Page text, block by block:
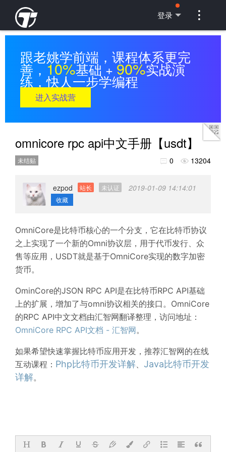
登录 
跟老姚学前端，课程体系更完
善，10%基础 +90%实战演
练，快人一步学编程
进入实战营
omnicore rpc api中文手册【usdt】
未结贴  0  13204
ezpod 站长 未认证 2019-01-09 14:14:01
收藏
OmniCore是比特币核心的一个分支，它在比特币协议
之上实现了一个新的Omni协议层，用于代币发行、众
售等应用，USDT就是基于OmniCore实现的数字加密
货币。
OminCore的JSON RPC API是在比特币RPC API基础
上的扩展，增加了与omni协议相关的接口。OmniCore
的RPC API中文文档由汇智网翻译整理，访问地址：
OmniCore RPC API文档 - 汇智网。
如果希望快速掌握比特币应用开发，推荐汇智网的在线
互动课程： Php比特币开发详解、 Java比特币开发
详解。